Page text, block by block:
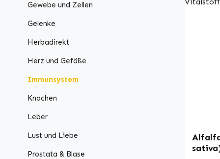
Gewebe und Zellen
Gelenke
Herbadirekt
Herz und Gefäße
Immunsystem
Knochen
Leber
Lust und Liebe
Prostata & Blase